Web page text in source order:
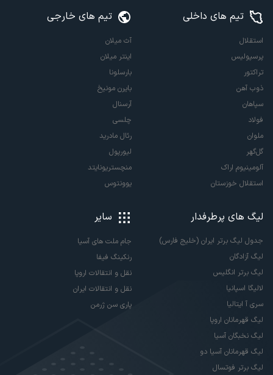
تیم های داخلی
استقلال
پرسپولیس
تراکتور
ذوب آهن
سپاهان
فولاد
ملوان
گل‌گهر
آلومینیوم اراک
استقلال خوزستان
تیم های خارجی
آث میلان
اینتر میلان
بارسلونا
بایرن مونیخ
آرسنال
چلسی
رئال مادرید
لیورپول
منچستریونایتد
یوونتوس
لیگ های پرطرفدار
جدول لیگ برتر ایران (خلیج فارس)
لیگ آزادگان
لیگ برتر انگلیس
لالیگا اسپانیا
سری آ ایتالیا
لیگ قهرمانان اروپا
لیگ نخبگان آسیا
لیگ قهرمانان آسیا دو
لیگ برتر فوتسال
سایر
جام ملت های آسیا
رنکینگ فیفا
نقل و انتقالات اروپا
نقل و انتقالات ایران
پاری سن ژرمن